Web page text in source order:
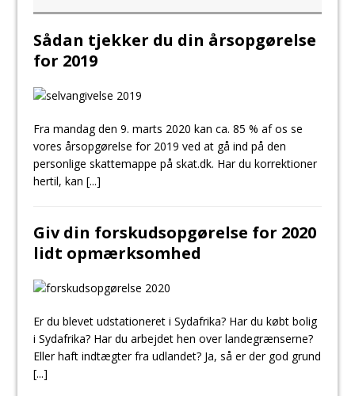
Sådan tjekker du din årsopgørelse
for 2019
Fra mandag den 9. marts 2020 kan ca. 85 % af os se
vores årsopgørelse for 2019 ved at gå ind på den
personlige skattemappe på skat.dk. Har du korrektioner
hertil, kan[...]
Giv din forskudsopgørelse for 2020
lidt opmærksomhed
Er du blevet udstationeret i Sydafrika? Har du købt bolig
i Sydafrika? Har du arbejdet hen over landegrænserne?
Eller haft indtægter fra udlandet? Ja, så er der god grund
[...]